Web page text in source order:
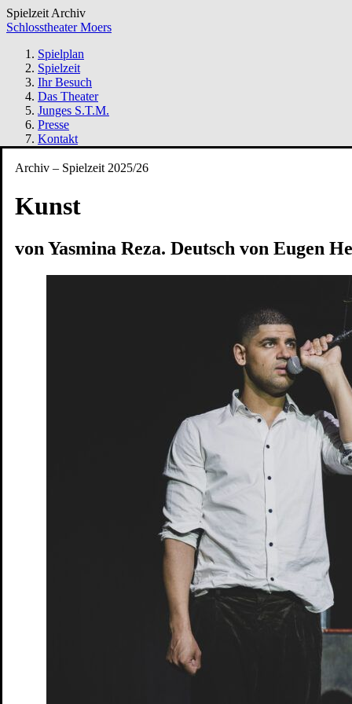
Spielzeit Archiv
Schlosstheater Moers
Spielplan
Spielzeit
Ihr Besuch
Das Theater
Junges S.T.M.
Presse
Kontakt
Archiv – Spielzeit 2025/26
Kunst
von Yasmina Reza. Deutsch von Eugen
Spielzeit Archiv
2025/26
Premiere 25. Okt. 2025Schloss
nach Aristophanes und Antoine Vitez. Deutsch
von Marine Bachelot Nguyen. Deutsch von Claudia
von Leo Meier und Emil Borgeest
Studio
von Bernhard Schlink
Politisch Defekt – Talk-Format
Studio
Generation T
Studio
von und mit Catherine Elsen
Kapelle
von Anders Thomas Jensen | Eine
Das Theatergame zur Rettung der Demokratie